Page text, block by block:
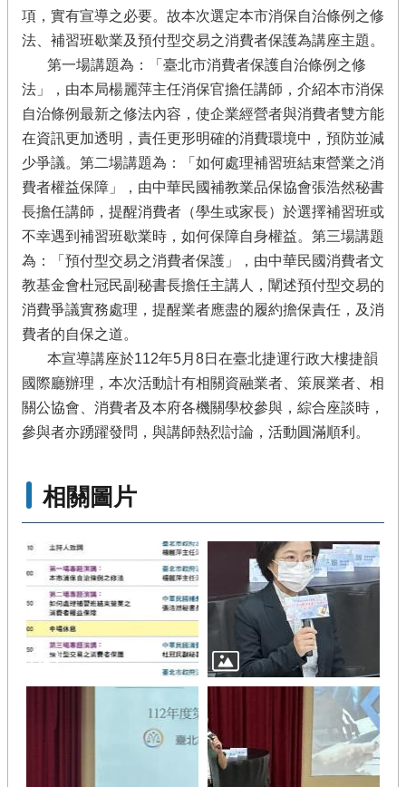
項，實有宣導之必要。故本次選定本市消保自治條例之修
法、補習班歇業及預付型交易之消費者保護為講座主題。
第一場講題為：「臺北市消費者保護自治條例之修
法」，由本局楊麗萍主任消保官擔任講師，介紹本市消保
自治條例最新之修法內容，使企業經營者與消費者雙方能
在資訊更加透明，責任更形明確的消費環境中，預防並減
少爭議。第二場講題為：「如何處理補習班結束營業之消
費者權益保障」，由中華民國補教業品保協會張浩然秘書
長擔任講師，提醒消費者（學生或家長）於選擇補習班或
不幸遇到補習班歇業時，如何保障自身權益。第三場講題
為：「預付型交易之消費者保護」，由中華民國消費者文
教基金會杜冠民副秘書長擔任主講人，闡述預付型交易的
消費爭議實務處理，提醒業者應盡的履約擔保責任，及消
費者的自保之道。
本宣導講座於112年5月8日在臺北捷運行政大樓捷韻
國際廳辦理，本次活動計有相關資融業者、策展業者、相
關公協會、消費者及本府各機關學校參與，綜合座談時，
參與者亦踴躍發問，與講師熱烈討論，活動圓滿順利。
相關圖片